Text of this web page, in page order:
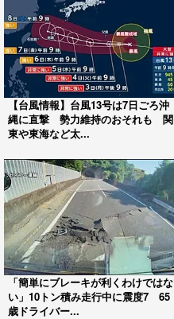
【台風情報】台風13号は7日ごろ沖
縄に直撃 勢力維持のおそれも 関
東や東海など太...
「簡単にブレーキが利くわけではな
い」10トン積み走行中に震度7 65
歳ドライバー...